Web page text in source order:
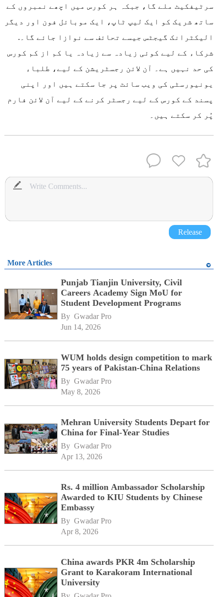
سرٹیفکیٹ ملے گا، جبکہ ہر کورس میں اچھے نمبروں کے
ساتھ شریک کو ایک لیپ ٹاپ، ایک موبائل فون اور دیگر
الیکٹرانک گیجٹس جیسے تحائف سے نوازا جائے گا۔.
شرکاء کے لیے کوئی زیادہ سے زیادہ یا کم از کم کورس
کی حد نہیں ہے۔ آن لائن رجسٹریشن کے لیے، طلباء
یونیورسٹی کی ویب سائٹ پر جا سکتے ہیں اور اپنی
پسند کے کورس کے لیے رجسٹر کرنے کے لیے آن لائن فارم
پُر کر سکتے ہیں۔
Release
More Articles
Punjab Tianjin University, Civil
Careers Academy Sign MoU for
Student Development Programs
By Gwadar Pro
Jun 14, 2026
WUM holds design competition to mark
75 years of Pakistan-China Relations
By Gwadar Pro
May 8, 2026
Mehran University Students Depart for
China for Final-Year Studies
By Gwadar Pro
Apr 13, 2026
Rs. 4 million Ambassador Scholarship
Awarded to KIU Students by Chinese
Embassy
By Gwadar Pro
Apr 8, 2026
China awards PKR 4m Scholarship
Grant to Karakoram International
University